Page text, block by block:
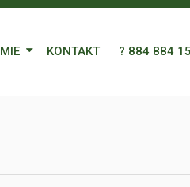
KONTAKT ? 884 884